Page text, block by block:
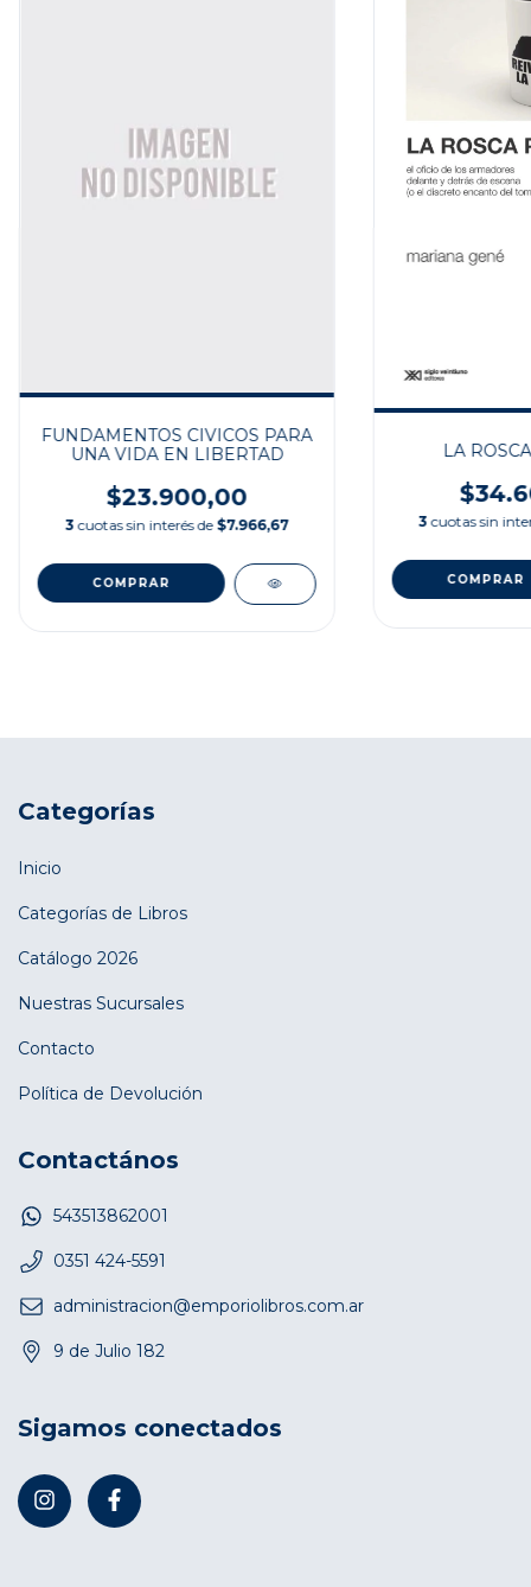
FUNDAMENTOS CIVICOS PARA
UNA VIDA EN LIBERTAD
$23.900,00
3 cuotas sin interés de $7.966,67
LA
3 cuotas sin
Categorías
Inicio
Categorías de Libros
Catálogo 2026
Nuestras Sucursales
Contacto
Política de Devolución
Contactános
543513862001
0351 424-5591
administracion@emporiolibros.com.ar
9 de Julio 182
Sigamos conectados